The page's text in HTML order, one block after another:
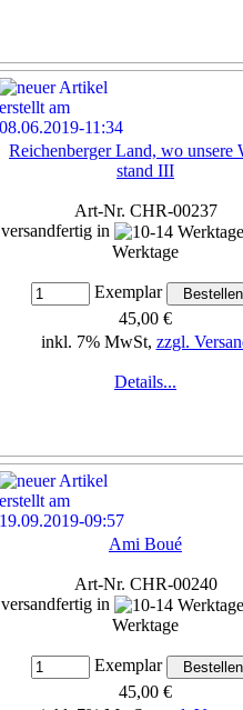
Reichenberger Land, wo unsere
stand III
Art-Nr. CHR-00237
versandfertig in
Werktage
Exemplar
45,00 €
inkl. 7% MwSt, zzgl.
Details...
Ami Boué
Art-Nr. CHR-00240
versandfertig in
Werktage
Exemplar
45,00 €